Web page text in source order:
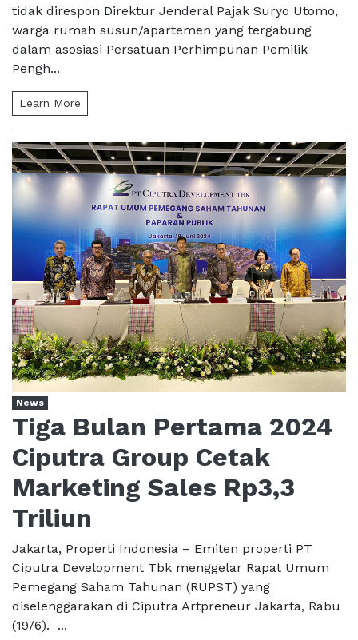
tidak direspon Direktur Jenderal Pajak Suryo Utomo,
warga rumah susun/apartemen yang tergabung
dalam asosiasi Persatuan Perhimpunan Pemilik
Pengh...
Learn More
News
Tiga Bulan Pertama 2024
Ciputra Group Cetak
Marketing Sales Rp3,3
Triliun
Jakarta, Properti Indonesia – Emiten properti PT
Ciputra Development Tbk menggelar Rapat Umum
Pemegang Saham Tahunan (RUPST) yang
diselenggarakan di Ciputra Artpreneur Jakarta, Rabu
(19/6). ...